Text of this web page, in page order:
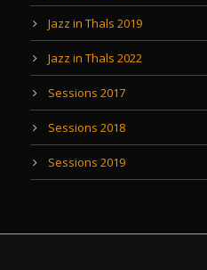
Jazz in Thals 2019
Jazz in Thals 2022
Sessions 2017
Sessions 2018
Sessions 2019